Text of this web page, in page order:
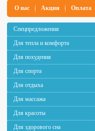
О нас Акции Оплата
Спецпредложения
Для тепла и комфорта
Для похудения
Для спорта
Для отдыха
Для массажа
Для красоты
Для здорового сна